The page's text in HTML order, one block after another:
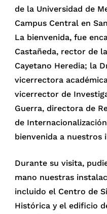
de la Universidad de
Campus Central en
La bienvenida, fue
Castañeda, rector de
Cayetano Heredia; la
vicerrectora
vicerrector de
Guerra, directora de
de
bienvenida a nuestros
Durante su visita,
mano nuestras
incluido el Centro de
Histórica y el edificio